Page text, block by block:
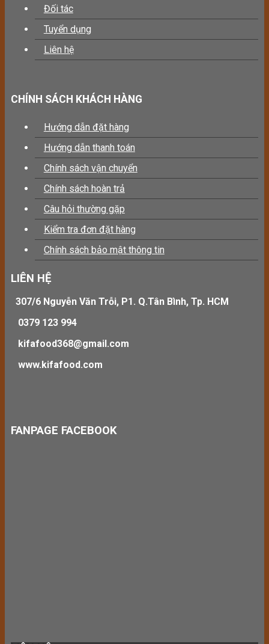
Đối tác
Tuyển dụng
Liên hệ
CHÍNH SÁCH KHÁCH HÀNG
Hướng dẫn đặt hàng
Hướng dẫn thanh toán
Chính sách vận chuyển
Chính sách hoàn trả
Câu hỏi thường gặp
Kiểm tra đơn đặt hàng
Chính sách bảo mật thông tin
LIÊN HỆ
307/6 Nguyễn Văn Trỗi, P1. Q.Tân Bình, Tp. HCM
0379 123 994
kifafood368@gmail.com
www.kifafood.com
FANPAGE FACEBOOK